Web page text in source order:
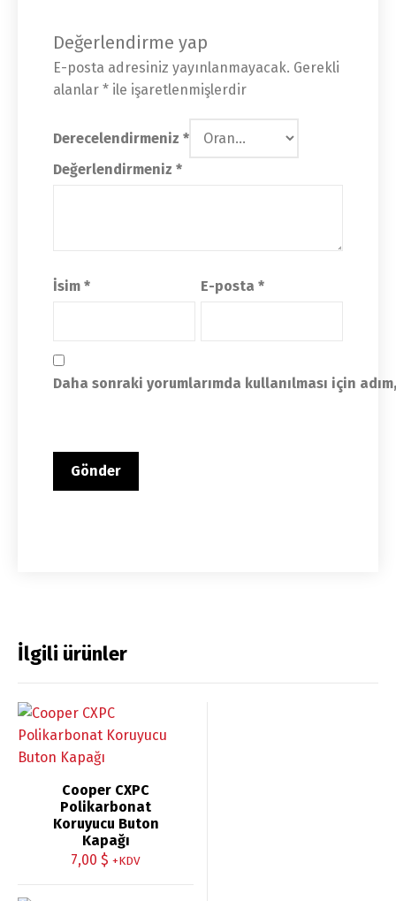
Değerlendirme yap
E-posta adresiniz yayınlanmayacak. Gerekli
alanlar * ile işaretlenmişlerdir
Derecelendirmeniz *
Değerlendirmeniz *
İsim * E-posta*
Daha sonraki yorumlarımda kullanılması için
İlgili ürünler
Cooper CXPC
Polikarbonat
Koruyucu Buton
Kapağı
7,00 $ +KDV